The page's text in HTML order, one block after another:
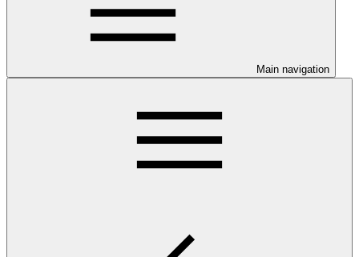
Main navigation